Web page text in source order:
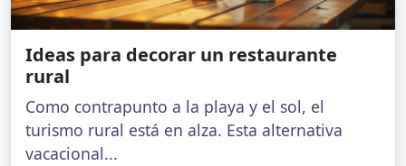
Ideas para decorar un restaurante
rural
Como contrapunto a la playa y el sol, el
turismo rural está en alza. Esta alternativa
vacacional...